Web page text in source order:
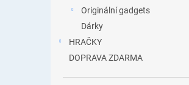
Originální gadgets
Dárky
HRAČKY
DOPRAVA ZDARMA